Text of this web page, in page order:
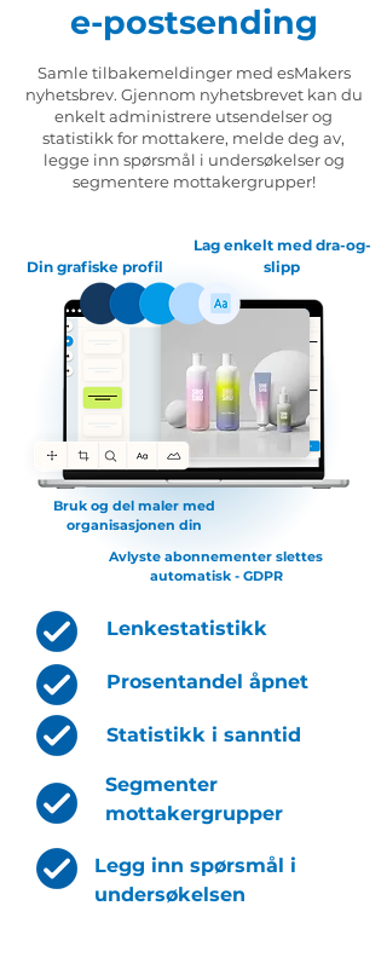
e-postsending
Samle tilbakemeldinger med esMakers
nyhetsbrev. Gjennom nyhetsbrevet kan du
enkelt administrere utsendelser og
statistikk for mottakere, melde deg av,
legge inn spørsmål i undersøkelser og
segmentere mottakergrupper!
Bruk og del maler med
organisasjonen din
Lag enkelt med dra-og-
slipp
Din grafiske profil
Avlyste abonnementer slettes
automatisk - GDPR
Lenkestatistikk
Prosentandel åpnet
Statistikk i sanntid
Segmenter
mottakergrupper
Legg inn spørsmål i
undersøkelsen